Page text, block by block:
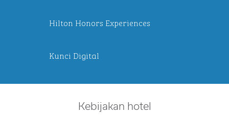
Hilton Honors Experiences
Kunci Digital
Kebijakan hotel